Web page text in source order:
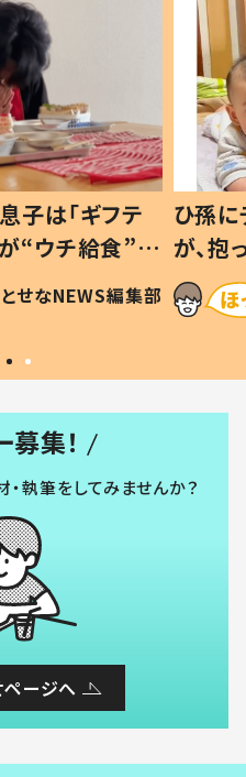
子は「ギフテ
“ウチ給食”を
は #令和の親
とせなNEWS編集部
ひ孫
が、
「涙が
い」
募集！
執筆をしてみませんか？
ージへ